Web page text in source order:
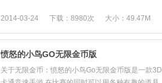
2014-03-24 下载：8980次 大小：49.47M
愤怒的小鸟GO无限金币版
关于无限金币：愤怒的小鸟Go无限金币版是一款3D